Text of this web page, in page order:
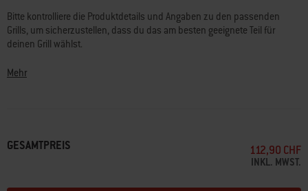
Reviews.
Link
zur
gleichen
Bitte kontrolliere die Produktdetails und Angaben zu den passenden
Grills, um sicherzustellen, dass du das am besten geeignete Teil für
deinen Grill wählst.
Fragen? Unsere Grillexperten
Mehr
GESAMTPREIS 112,90 CHF
INKL. MWST.